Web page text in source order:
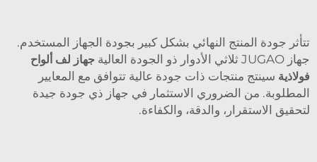
تتأثر جودة المنتج النهائي بشكل كبير بجودة الجهاز المستخدم.
جهاز JUGAO ثلاثي الأدوار ذو الجودة العالية
جهاز لف ألواح
فولاذية سينتج منتجات ذات جودة عالية تتوافق مع المعايير
المطلوبة. من الضروري الاستثمار في جهاز ذي جودة جيدة
لتحقيق الاستقرار، والدقة، والكفاءة.